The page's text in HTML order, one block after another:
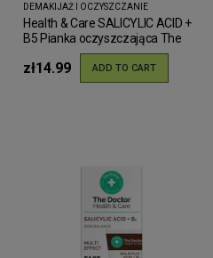
DEMAKIJAŻ I OCZYSZCZANIE
Health & Care SALICYLIC ACID +
B5 Pianka oczyszczająca The
Doctor 150ml
zł14.99 ADD TO CART